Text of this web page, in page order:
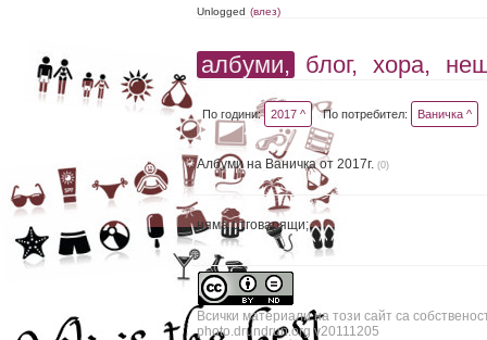
Unlogged (влез)
албуми, блог, хора,
По години: 2017 ^ По потребител: Ваничка ^
Албуми на Ваничка от 2017г. (0)
няма отговарящи;
Всички материали на този сайт са
photo.drundrun.org v20111205